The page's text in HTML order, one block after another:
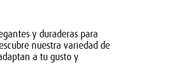
y duraderas para
nuestra variedad de
a tu gusto y